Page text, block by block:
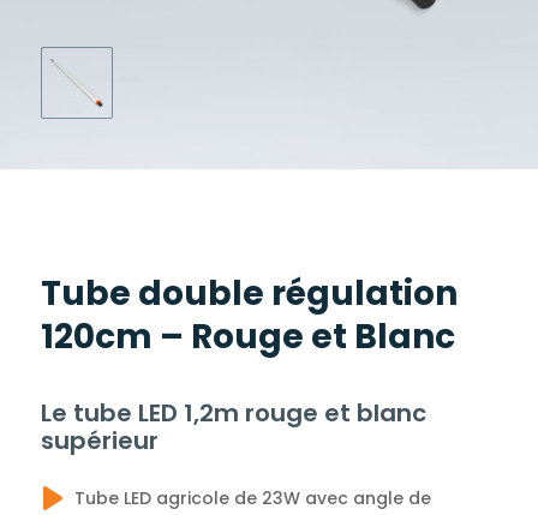
Tube double régulation
120cm – Rouge et Blanc
Le tube LED 1,2m rouge et blanc
supérieur
Tube LED agricole de 23W avec angle de